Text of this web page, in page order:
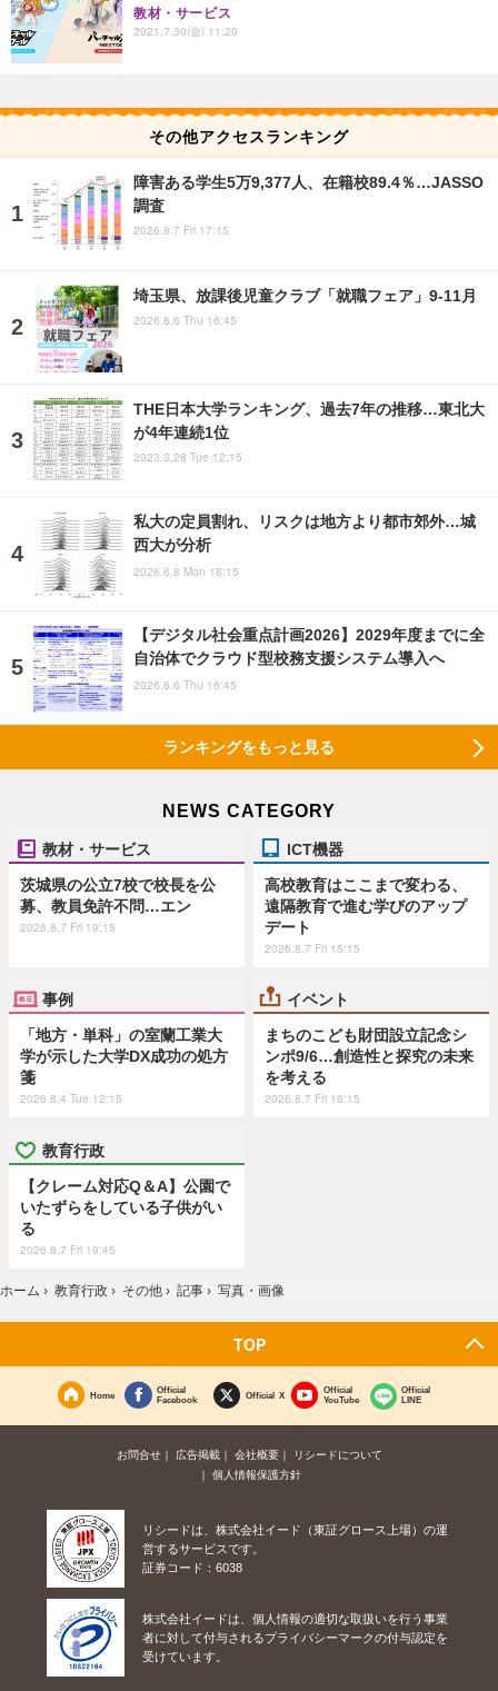
教材・サービス
2021.7.30(金) 11:20
その他アクセスランキング
障害ある学生5万9,377人、在籍校89.4％…JASSO
調査
2026.8.7 Fri 17:15
埼玉県、放課後児童クラブ「就職フェア」9-11月
2026.8.6 Thu 16:45
THE日本大学ランキング、過去7年の推移…東北大
が4年連続1位
2023.3.28 Tue 12:15
私大の定員割れ、リスクは地方より都市郊外…城
西大が分析
2026.6.8 Mon 18:15
【デジタル社会重点計画2026】2029年度までに全
自治体でクラウド型校務支援システム導入へ
2026.8.6 Thu 16:45
ランキングをもっと見る
NEWS CATEGORY
教材・サービス
茨城県の公立7校で校長を公
募、教員免許不問…エン
2026.8.7 Fri 19:15
ICT機器
高校教育はここまで変わる、
遠隔教育で進む学びのアップ
デート
2026.8.7 Fri 15:15
事例
「地方・単科」の室蘭工業大
学が示した大学DX成功の処方
箋
2026.8.4 Tue 12:15
イベント
まちのこども財団設立記念シ
ンポ9/6…創造性と探究の未来
を考える
2026.8.7 Fri 16:15
教育行政
【クレーム対応Q＆A】公園で
いたずらをしている子供がい
る
2026.8.7 Fri 19:45
ホーム › 教育行政 › その他 › 記事 › 写真・画像
TOP
Home
Official
Facebook
Official X
Official
YouTube
Official
LINE
お問合せ 広告掲載 会社概要
リシードについて
個人情報保護方針
リシードは、株式会社イード（東証グロース上場）の運
営するサービスです。
証券コード：6038
株式会社イードは、個人情報の適切な取扱いを行う事業
者に対して付与されるプライバシーマークの付与認定を
受けています。